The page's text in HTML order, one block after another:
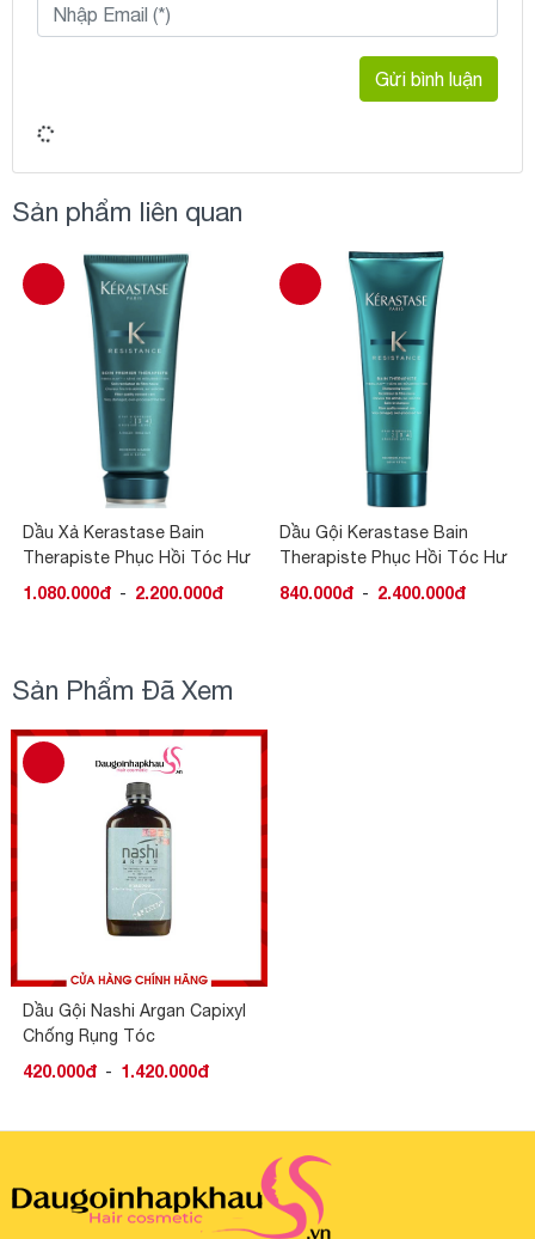
Gửi bình luận
Sản phẩm liên quan
Dầu Gội Kerastase Bain
Therapiste Phục Hồi Tóc Hư
Tổn
840.000đ - 2.400.000đ
Dầu Xả Kerastase Bain
Nutritive Satin 2 Dành Cho
Tóc Khô
1.080.000đ - 2.400.000đ
Sản Phẩm Đã Xem
Dầu Gội Nashi Argan Capixyl
Chống Rụng Tóc
420.000đ - 1.420.000đ